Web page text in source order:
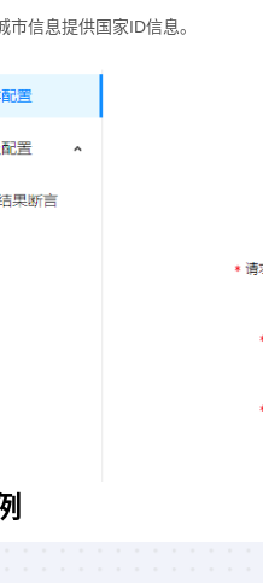
市信息提供国家ID信息。